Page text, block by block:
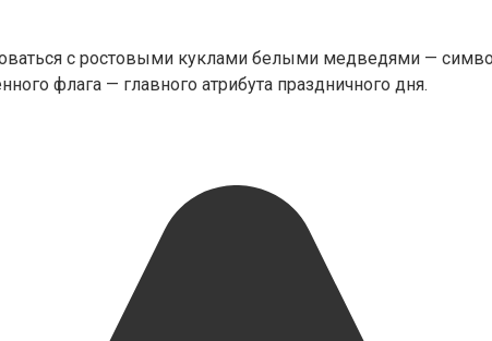
с ростовыми куклами белыми медведями —
флага — главного атрибута праздничного дня.